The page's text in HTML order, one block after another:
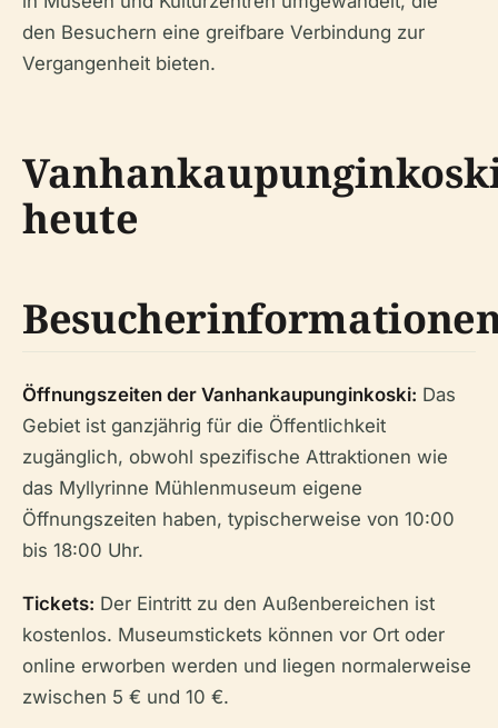
den Besuchern eine greifbare Verbindung zur
Vergangenheit bieten.
heute
Öffnungszeiten der Vanhankaupunginkoski: Das
Gebiet ist ganzjährig für die Öffentlichkeit
zugänglich, obwohl spezifische Attraktionen wie
das Myllyrinne Mühlenmuseum eigene
Öffnungszeiten haben, typischerweise von 10:00
bis 18:00 Uhr.
Tickets: Der Eintritt zu den Außenbereichen ist
kostenlos. Museumstickets können vor Ort oder
online erworben werden und liegen normalerweise
zwischen 5 € und 10 €.